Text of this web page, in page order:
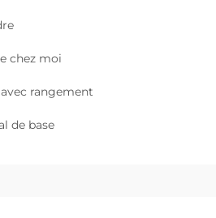
chez moi
rangement
de base